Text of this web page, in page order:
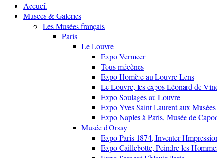
Accueil
Musées & Galeries
Les Musées français
Paris
Le Louvre
Expo Vermeer
Tous mécènes
Expo Homère au Louvre Lens
Le Louvre, les expos Léonard de
Expo Soulages au Louvre
Expo Yves Saint Laurent aux
Expo Naples à Paris, Musée de
Musée d'Orsay
Expo Paris 1874, Inventer
Expo Caillebotte, Peindre les